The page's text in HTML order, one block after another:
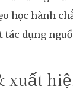
học hành
tác dụng
xuất